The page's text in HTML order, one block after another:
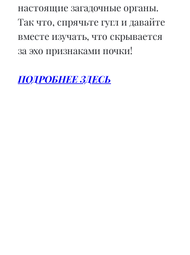
настоящие загадочные органы.
Так что, спрячьте гугл и давайте
вместе изучать, что скрывается
за эхо признаками почки!
ПОДРОБНЕЕ ЗДЕСЬ